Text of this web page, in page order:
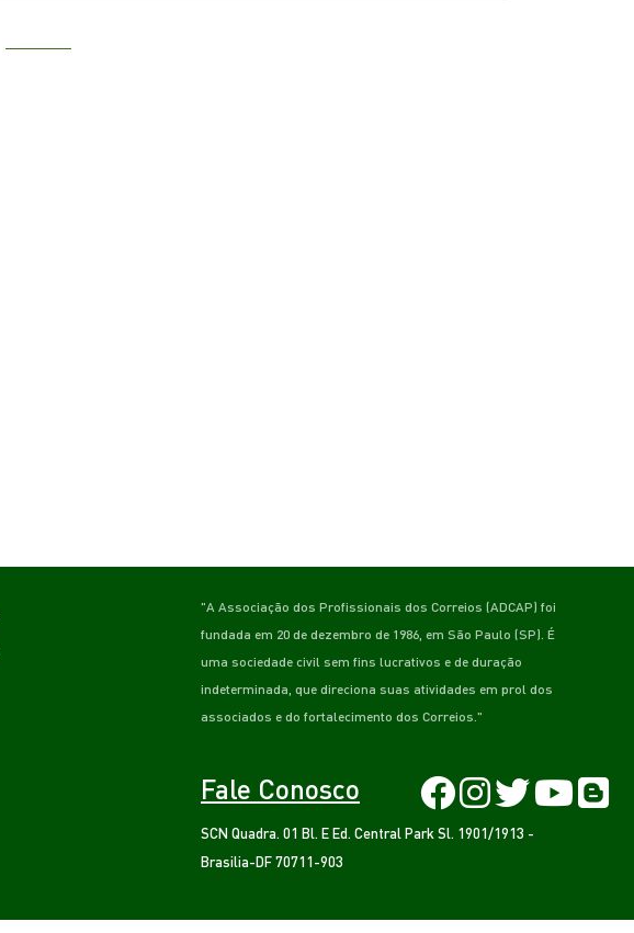
"A Associação dos Profissionais dos Correios (ADCAP) foi
fundada em 20 de dezembro de 1986, em São Paulo (SP). É
uma sociedade civil sem fins lucrativos e de duração
indeterminada, que direciona suas atividades em prol dos
associados e do fortalecimento dos Correios."
Fale Conosco
SCN Quadra. 01 Bl. E Ed. Central Park Sl. 1901/1913 -
Brasilia-DF 70711-903